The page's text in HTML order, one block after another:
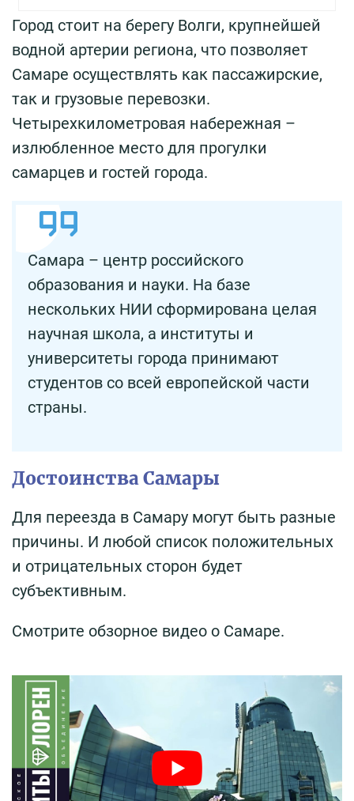
Город стоит на берегу Волги, крупнейшей
водной артерии региона, что позволяет
Самаре осуществлять как пассажирские,
так и грузовые перевозки.
Четырехкилометровая набережная –
излюбленное место для прогулки
самарцев и гостей города.
Самара – центр российского
образования и науки. На базе
нескольких НИИ сформирована целая
научная школа, а институты и
университеты города принимают
студентов со всей европейской части
страны.
Достоинства Самары
Для переезда в Самару могут быть разные
причины. И любой список положительных
и отрицательных сторон будет
субъективным.
Смотрите обзорное видео о Самаре.